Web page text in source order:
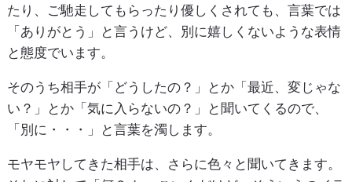
たり、ご馳走してもらったり優しくされても、言葉では
「ありがとう」と言うけど、別に嬉しくないような表情
と態度でいます。
そのうち相手が「どうしたの？」とか「最近、変じゃな
い？」とか「気に入らないの？」と聞いてくるので、
「別に・・・」と言葉を濁します。
モヤモヤしてきた相手は、さらに色々と聞いてきます。